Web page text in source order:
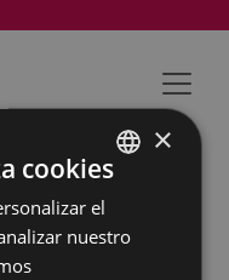
BASQUE
SPANISH
×
cookies
el
nuestro